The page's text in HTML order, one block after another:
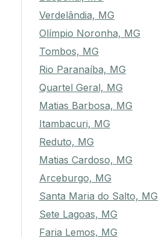
Verdelândia, MG
Olímpio Noronha, MG
Tombos, MG
Rio Paranaíba, MG
Quartel Geral, MG
Matias Barbosa, MG
Itambacuri, MG
Reduto, MG
Matias Cardoso, MG
Arceburgo, MG
Santa Maria do Salto, MG
Sete Lagoas, MG
Faria Lemos, MG